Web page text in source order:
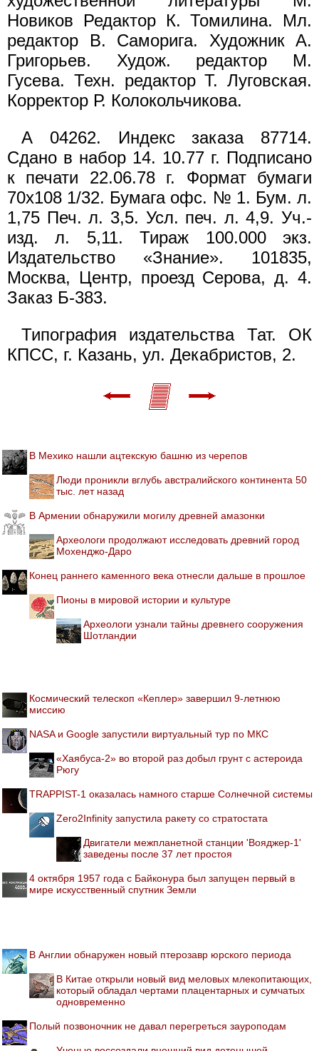
Новиков Редактор К. Томилина. Мл.
редактор В. Саморига. Художник А.
Григорьев. Худож. редактор М.
Гусева. Техн. редактор Т. Луговская.
Корректор Р. Колокольчикова.
А 04262. Индекс заказа 87714.
Сдано в набор 14. 10.77 г. Подписано
к печати 22.06.78 г. Формат бумаги
70x108 1/32. Бумага офс. № 1. Бум. л.
1,75 Печ. л. 3,5. Усл. печ. л. 4,9. Уч.-
изд. л. 5,11. Тираж 100.000 экз.
Издательство «Знание». 101835,
Москва, Центр, проезд Серова, д. 4.
Заказ Б-383.
Типография издательства Тат. ОК
КПСС, г. Казань, ул. Декабристов, 2.
В Мехико нашли ацтекскую башню из черепов
Люди проникли вглубь австралийского континента 50
тыс. лет назад
В Армении обнаружили могилу древней амазонки
Археологи продолжают исследовать древний город
Мохенджо-Даро
Конец раннего каменного века отнесли дальше в прошлое
Пионы в мировой истории и культуре
Археологи узнали тайны древнего сооружения
Шотландии
Космический телескоп «Кеплер» завершил 9-летнюю
миссию
NASA и Google запустили виртуальный тур по МКС
«Хаябуса-2» во второй раз добыл грунт с астероида
Рюгу
TRAPPIST-1 оказалась намного старше Солнечной системы
Zero2Infinity запустила ракету со стратостата
Двигатели межпланетной станции 'Вояджер-1'
заведены после 37 лет простоя
4 октября 1957 года с Байконура был запущен первый в
мире искусственный спутник Земли
В Англии обнаружен новый птерозавр юрского периода
В Китае открыли новый вид меловых млекопитающих,
который обладал чертами плацентарных и сумчатых
одновременно
Полый позвоночник не давал перегреться зауроподам